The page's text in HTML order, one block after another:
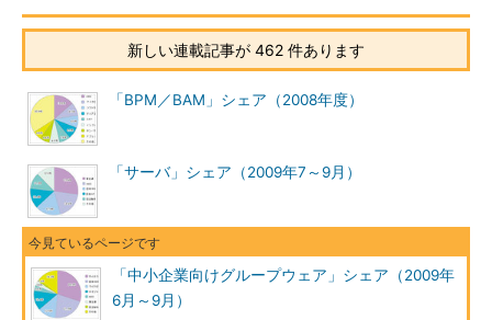
新しい連載記事が 462 件あります
「BPM／BAM」シェア（2008年度）
「サーバ」シェア（2009年7～9月）
「中小企業向けグループウェア」シェア（2009年
6月～9月）